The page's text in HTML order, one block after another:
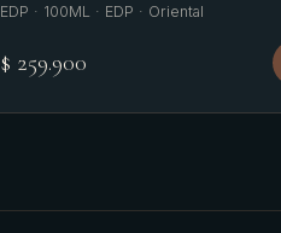
EDP · 100ML · EDP · Oriental
$ 259.900